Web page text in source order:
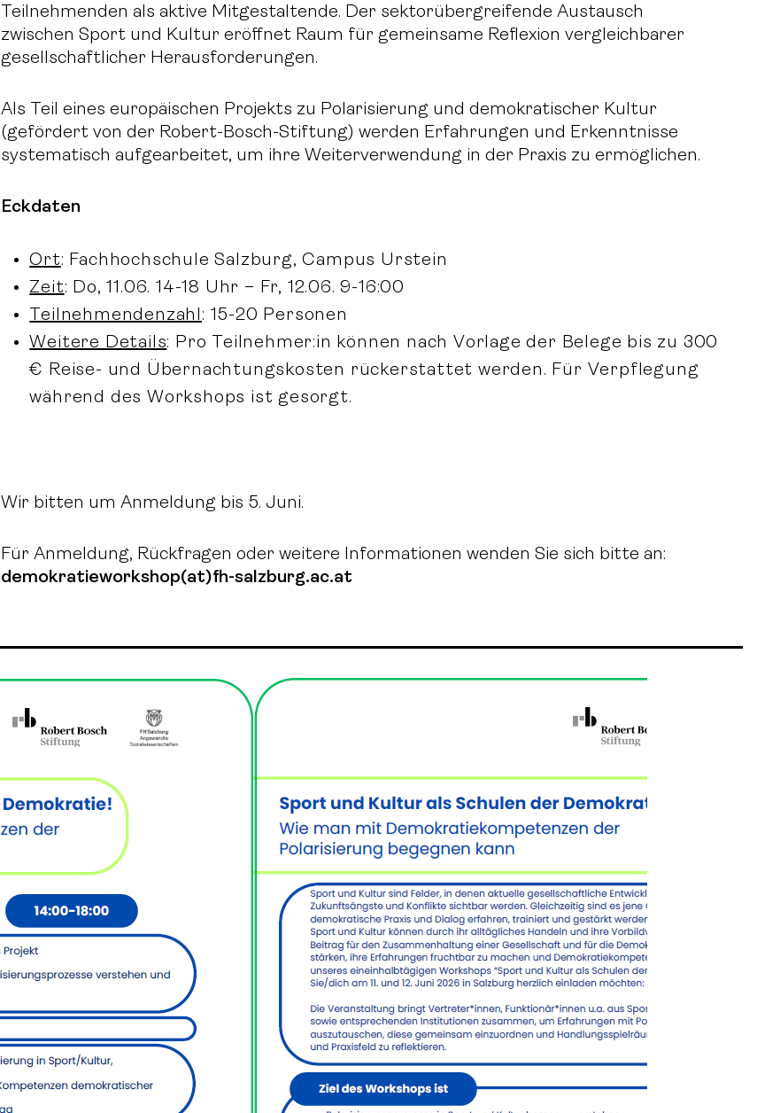
Teilnehmenden als aktive Mitgestaltende. Der sektorübergreifende Austausch
zwischen Sport und Kultur eröffnet Raum für gemeinsame Reflexion vergleichbarer
gesellschaftlicher Herausforderungen.
Als Teil eines europäischen Projekts zu Polarisierung und demokratischer Kultur
(gefördert von der Robert-Bosch-Stiftung) werden Erfahrungen und Erkenntnisse
systematisch aufgearbeitet, um ihre Weiterverwendung in der Praxis zu ermöglichen.
Eckdaten
Ort: Fachhochschule Salzburg, Campus Urstein
Zeit: Do, 11.06. 14-18 Uhr – Fr, 12.06. 9-16:00
Teilnehmendenzahl : 15-20 Personen
Weitere Details: Pro Teilnehmer:in können nach Vorlage der Belege bis zu 300
€ Reise- und Übernachtungskosten rückerstattet werden. Für Verpflegung
während des Workshops ist gesorgt.
Wir bitten um Anmeldung bis 5. Juni.
Für Anmeldung, Rückfragen oder weitere Informationen wenden Sie sich bitte an:
demokratieworkshop(at)fh-salzburg.ac.at